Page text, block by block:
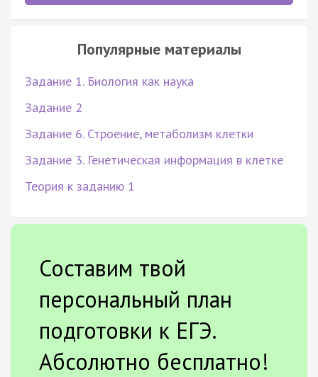
Популярные материалы
Задание 1. Биология как наука
Задание 2
Задание 6. Строение, метаболизм клетки
Задание 3. Генетическая информация в клетке
Теория к заданию 1
Составим твой
персональный план
подготовки к ЕГЭ.
Абсолютно бесплатно!